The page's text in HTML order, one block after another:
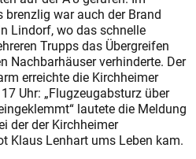
brenzlig war auch der Brand
Lindorf, wo das schnelle
Trupps das Übergreifen
Nachbarhäuser verhinderte. Der
erreichte die Kirchheimer
Uhr: „Flugzeugabsturz über
lautete die Meldung
der der Kirchheimer
Klaus Lenhart ums Leben kam.